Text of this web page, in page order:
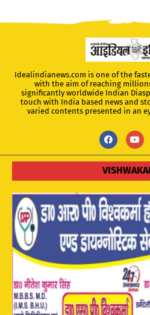
Idealindianews.com is one of the
with the aim of reaching
significantly worldwide Indian
touch with India based news and
varied contents presented in an